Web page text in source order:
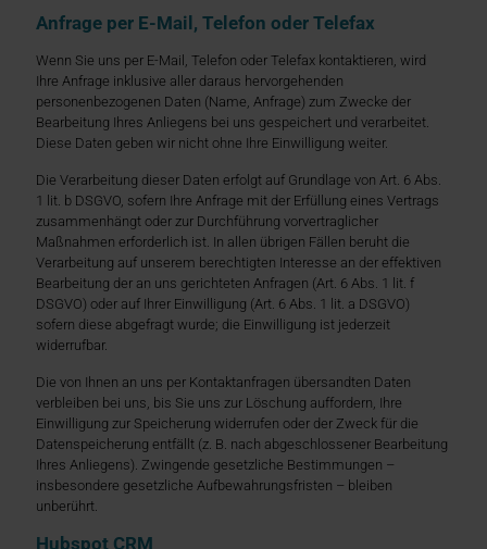
Anfrage per E-Mail, Telefon oder Telefax
Wenn Sie uns per E-Mail, Telefon oder Telefax kontaktieren, wird
Ihre Anfrage inklusive aller daraus hervorgehenden
personenbezogenen Daten (Name, Anfrage) zum Zwecke der
Bearbeitung Ihres Anliegens bei uns gespeichert und verarbeitet.
Diese Daten geben wir nicht ohne Ihre Einwilligung weiter.
Die Verarbeitung dieser Daten erfolgt auf Grundlage von Art. 6 Abs.
1 lit. b DSGVO, sofern Ihre Anfrage mit der Erfüllung eines Vertrags
zusammenhängt oder zur Durchführung vorvertraglicher
Maßnahmen erforderlich ist. In allen übrigen Fällen beruht die
Verarbeitung auf unserem berechtigten Interesse an der effektiven
Bearbeitung der an uns gerichteten Anfragen (Art. 6 Abs. 1 lit. f
DSGVO) oder auf Ihrer Einwilligung (Art. 6 Abs. 1 lit. a DSGVO)
sofern diese abgefragt wurde; die Einwilligung ist jederzeit
widerrufbar.
Die von Ihnen an uns per Kontaktanfragen übersandten Daten
verbleiben bei uns, bis Sie uns zur Löschung auffordern, Ihre
Einwilligung zur Speicherung widerrufen oder der Zweck für die
Datenspeicherung entfällt (z. B. nach abgeschlossener Bearbeitung
Ihres Anliegens). Zwingende gesetzliche Bestimmungen –
insbesondere gesetzliche Aufbewahrungsfristen – bleiben
unberührt.
Hubspot CRM